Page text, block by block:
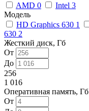
AMD 0 Intel 3
Модель
HD Graphics 630 1
630 2
Жесткий диск, Гб
От
До
256
1 016
Оперативная память, Гб
От